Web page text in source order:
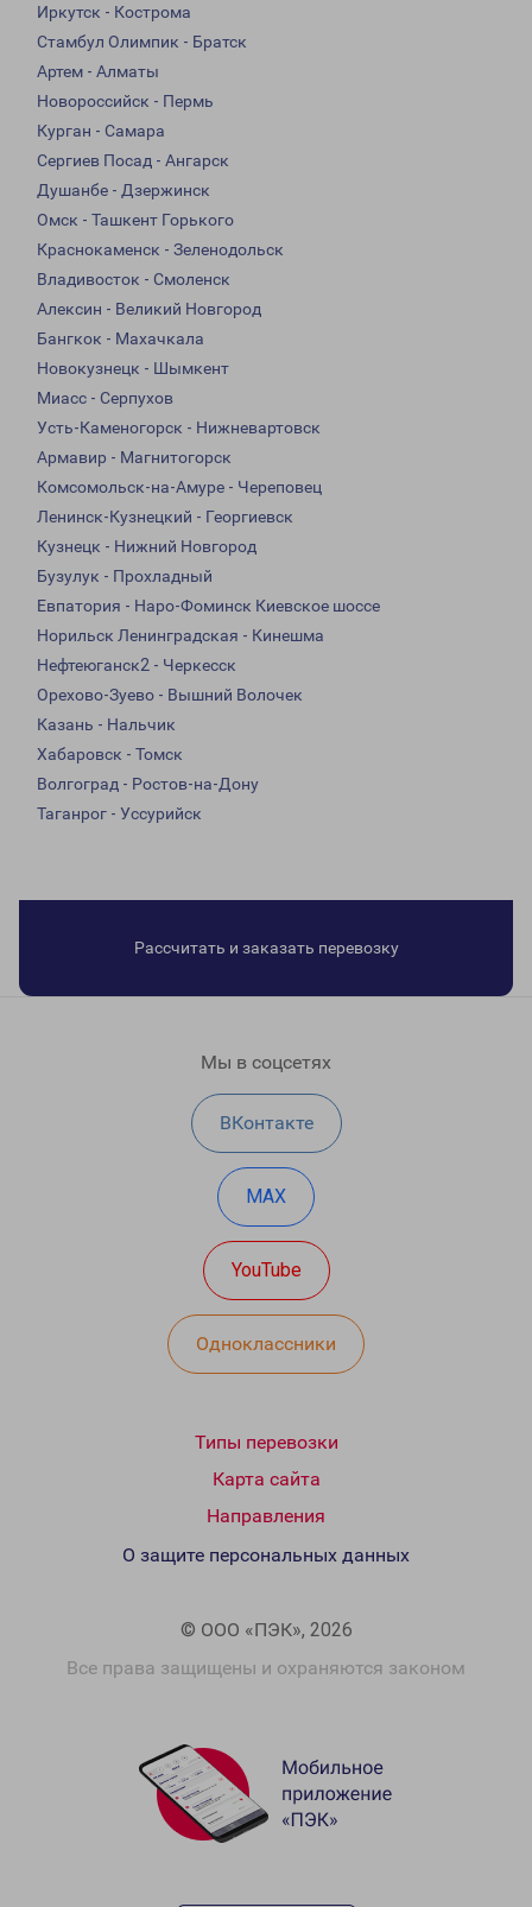
Иркутск - Кострома
Стамбул Олимпик - Братск
Артем - Алматы
Новороссийск - Пермь
Курган - Самара
Сергиев Посад - Ангарск
Душанбе - Дзержинск
Омск - Ташкент Горького
Краснокаменск - Зеленодольск
Владивосток - Смоленск
Алексин - Великий Новгород
Бангкок - Махачкала
Новокузнецк - Шымкент
Миасс - Серпухов
Усть-Каменогорск - Нижневартовск
Армавир - Магнитогорск
Комсомольск-на-Амуре - Череповец
Ленинск-Кузнецкий - Георгиевск
Кузнецк - Нижний Новгород
Бузулук - Прохладный
Евпатория - Наро-Фоминск Киевское шоссе
Норильск Ленинградская - Кинешма
Нефтеюганск2 - Черкесск
Орехово-Зуево - Вышний Волочек
Казань - Нальчик
Хабаровск - Томск
Волгоград - Ростов-на-Дону
Таганрог - Уссурийск
Рассчитать и заказать перевозку
Мы в соцсетях
ВКонтакте
MAX
YouTube
Одноклассники
Типы перевозки
Карта сайта
Направления
© ООО «ПЭК», 2026
Все права защищены и охраняются законом
О защите персональных данных